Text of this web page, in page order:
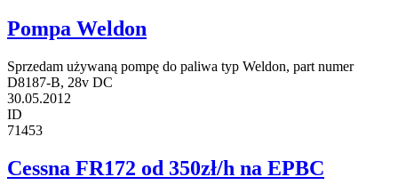
Pompa Weldon
Sprzedam używaną pompę do paliwa typ Weldon, part numer
D8187-B, 28v DC
30.05.2012
ID
71453
Cessna FR172 od 350zł/h na EPBC